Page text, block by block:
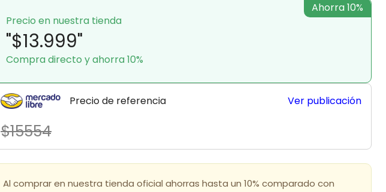
Precio en nuestra tienda
"$13.999"
Compra directo y ahorra 10%
Ahorra 10%
Precio de referencia
$15554
Ver publicación
Al comprar en nuestra tienda oficial ahorras hasta un 10% comparado con